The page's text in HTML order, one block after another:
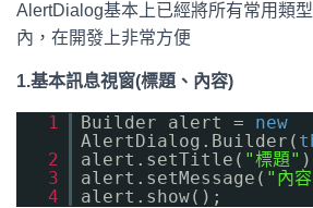
AlertDialog基本上已經將所有常用類
內，在開發上非常方便
1.基本訊息視窗(標題、內容)
1 Builder alert = new
AlertDialog.Builder(
2
alert.setTitle( "標題"
3
alert.setMessage( "內
4
alert.show();